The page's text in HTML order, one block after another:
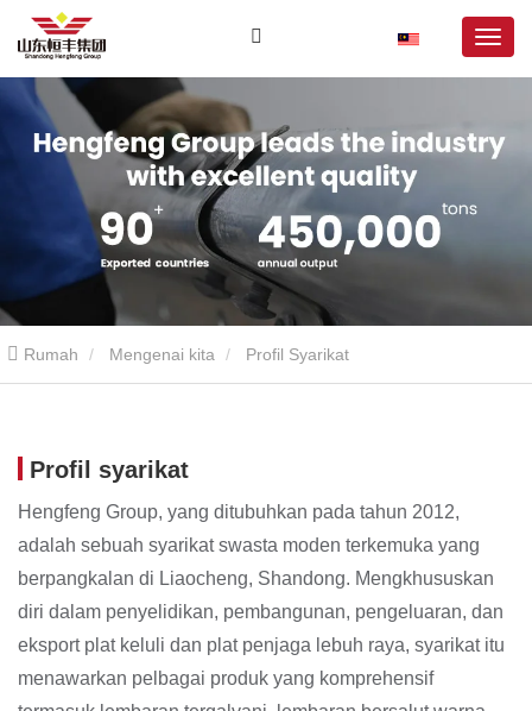
Rumah Mengenai kita Profil Syarikat
Profil syarikat
Hengfeng Group, yang ditubuhkan pada tahun 2012,
adalah sebuah syarikat swasta moden terkemuka yang
berpangkalan di Liaocheng, Shandong. Mengkhususkan
diri dalam penyelidikan, pembangunan, pengeluaran, dan
eksport plat keluli dan plat penjaga lebuh raya, syarikat itu
menawarkan pelbagai produk yang komprehensif